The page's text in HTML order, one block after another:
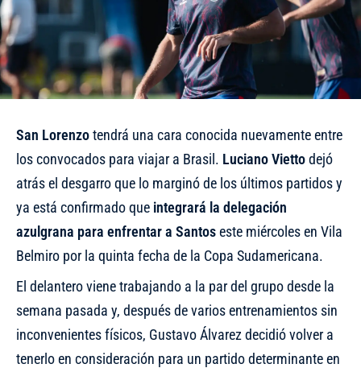
San Lorenzotendrá una cara conocida nuevamente entre
los convocados para viajar a Brasil. Luciano Viettodejó
atrás el desgarro que lo marginó de los últimos partidos y
ya está confirmado que integrará la delegación
azulgrana para enfrentar a Santoseste miércoles en Vila
Belmiro por la quinta fecha de la Copa Sudamericana.
El delanteroviene trabajando a la par del grupodesde la
semana pasada y, después de varios entrenamientos sin
inconvenientes físicos, Gustavo Álvarez decidió volver a
tenerlo en consideración para un partido determinante en